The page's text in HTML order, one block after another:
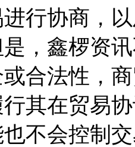
行协商，
，鑫椤资
合法性，
其在贸易
不会控制